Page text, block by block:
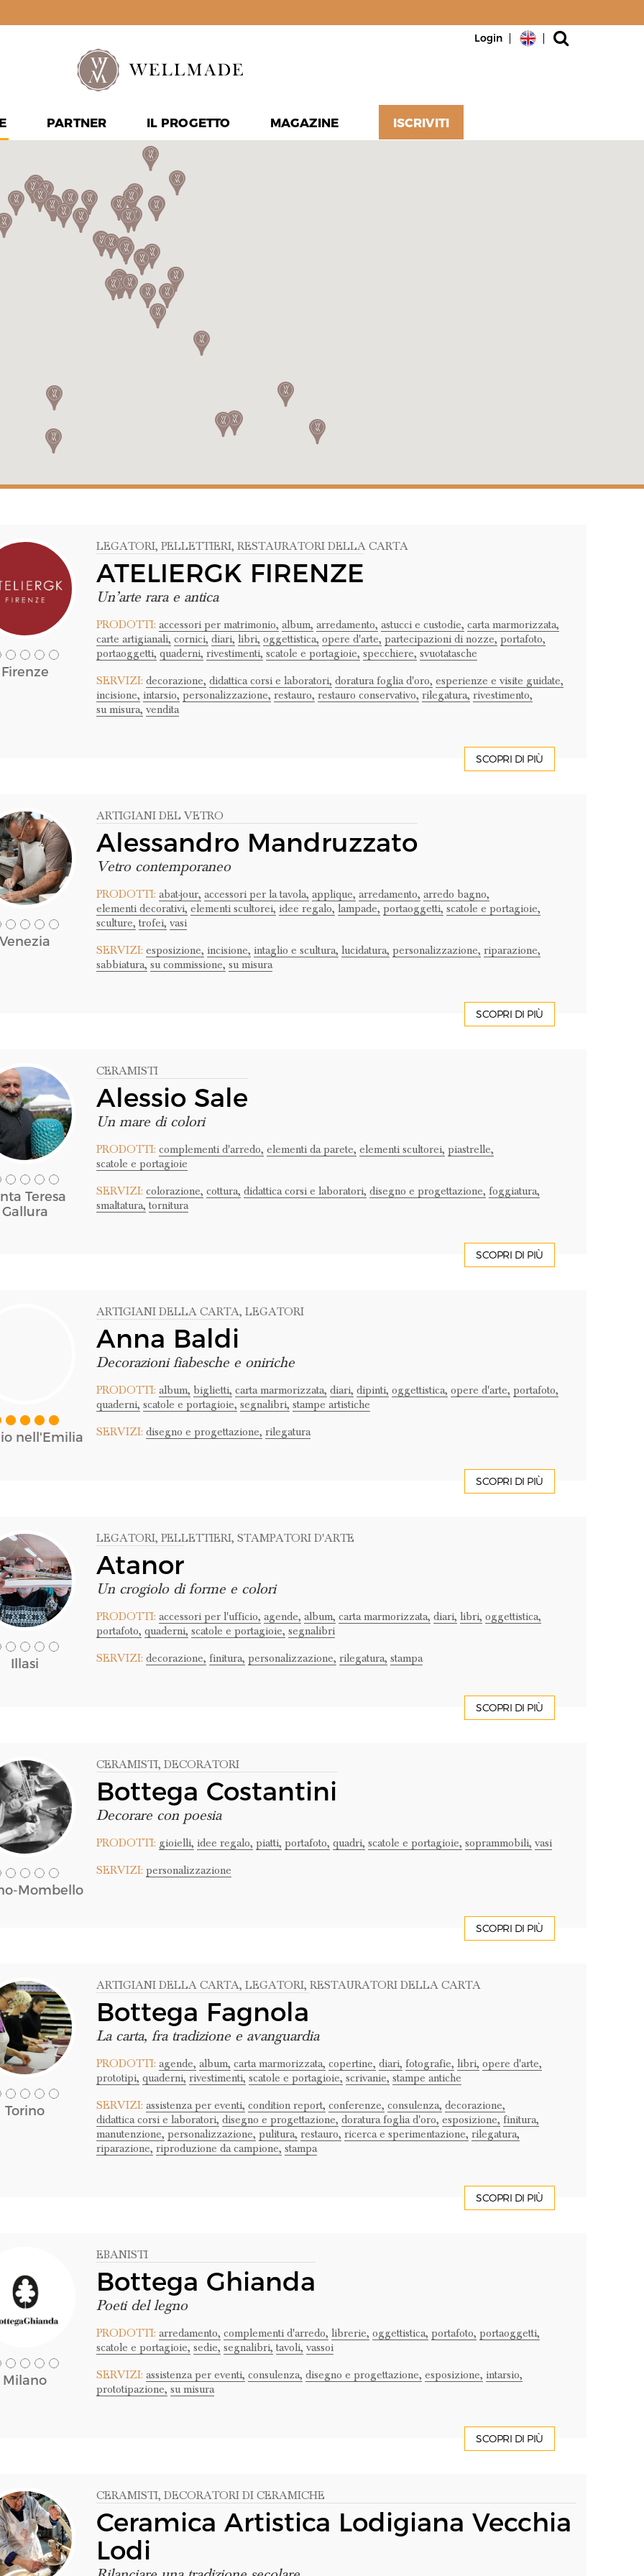
Login
PARTNER IL PROGETTO MAGAZINE ISCRIVITI
Firenze
LEGATORI, PELLETTIERI, RESTAURATORI DELLA CARTA
ATELIERGK FIRENZE
Un’arte rara e antica
PRODOTTI: accessori per matrimonio, album, arredamento, astucci e custodie, carta marmorizzata,
carte artigianali, cornici, diari, libri, oggettistica, opere d'arte, partecipazioni di nozze, portafoto,
portaoggetti, quaderni, rivestimenti, scatole e portagioie, specchiere, svuotatasche
SERVIZI: decorazione, didattica corsi e laboratori, doratura foglia d'oro, esperienze e visite guidate,
incisione, intarsio, personalizzazione, restauro, restauro conservativo, rilegatura, rivestimento,
su misura, vendita
SCOPRI DI PIÙ
Venezia
ARTIGIANI DEL VETRO
Alessandro Mandruzzato
Vetro contemporaneo
PRODOTTI: abat-jour, accessori per la tavola, applique, arredamento, arredo bagno,
elementi decorativi, elementi scultorei, idee regalo, lampade, portaoggetti, scatole e portagioie,
sculture, trofei, vasi
SERVIZI: esposizione, incisione, intaglio e scultura, lucidatura, personalizzazione, riparazione,
sabbiatura, su commissione, su misura
SCOPRI DI PIÙ
Teresa
Gallura
CERAMISTI
Alessio Sale
Un mare di colori
PRODOTTI: complementi d'arredo, elementi da parete, elementi scultorei, piastrelle,
scatole e portagioie
SERVIZI: colorazione, cottura, didattica corsi e laboratori, disegno e progettazione, foggiatura,
smaltatura, tornitura
SCOPRI DI PIÙ
nell'Emilia
ARTIGIANI DELLA CARTA, LEGATORI
Anna Baldi
Decorazioni fiabesche e oniriche
PRODOTTI: album, biglietti, carta marmorizzata, diari, dipinti, oggettistica, opere d'arte, portafoto,
quaderni, scatole e portagioie, segnalibri, stampe artistiche
SERVIZI: disegno e progettazione, rilegatura
SCOPRI DI PIÙ
Illasi
LEGATORI, PELLETTIERI, STAMPATORI D'ARTE
Atanor
Un crogiolo di forme e colori
PRODOTTI: accessori per l'ufficio, agende, album, carta marmorizzata, diari, libri, oggettistica,
portafoto, quaderni, scatole e portagioie, segnalibri
SERVIZI: decorazione, finitura, personalizzazione, rilegatura, stampa
SCOPRI DI PIÙ
Mombello
CERAMISTI, DECORATORI
Bottega Costantini
Decorare con poesia
PRODOTTI: gioielli, idee regalo, piatti, portafoto, quadri, scatole e portagioie, soprammobili, vasi
SERVIZI: personalizzazione
SCOPRI DI PIÙ
Torino
ARTIGIANI DELLA CARTA, LEGATORI, RESTAURATORI DELLA CARTA
Bottega Fagnola
La carta, fra tradizione e avanguardia
PRODOTTI: agende, album, carta marmorizzata, copertine, diari, fotografie, libri, opere d'arte,
prototipi, quaderni, rivestimenti, scatole e portagioie, scrivanie, stampe antiche
SERVIZI: assistenza per eventi, condition report, conferenze, consulenza, decorazione,
didattica corsi e laboratori, disegno e progettazione, doratura foglia d'oro, esposizione, finitura,
manutenzione, personalizzazione, pulitura, restauro, ricerca e sperimentazione, rilegatura,
riparazione, riproduzione da campione, stampa
SCOPRI DI PIÙ
Milano
EBANISTI
Bottega Ghianda
Poeti del legno
PRODOTTI: arredamento, complementi d'arredo, librerie, oggettistica, portafoto, portaoggetti,
scatole e portagioie, sedie, segnalibri, tavoli, vassoi
SERVIZI: assistenza per eventi, consulenza, disegno e progettazione, esposizione, intarsio,
prototipazione, su misura
SCOPRI DI PIÙ
CERAMISTI, DECORATORI DI CERAMICHE
Ceramica Artistica Lodigiana Vecchia
Lodi